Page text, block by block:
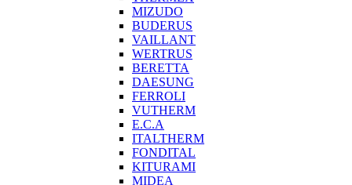
MIZUDO
BUDERUS
VAILLANT
WERTRUS
BERETTA
DAESUNG
FERROLI
VUTHERM
E.C.A
ITALTHERM
FONDITAL
KITURAMI
MIDEA